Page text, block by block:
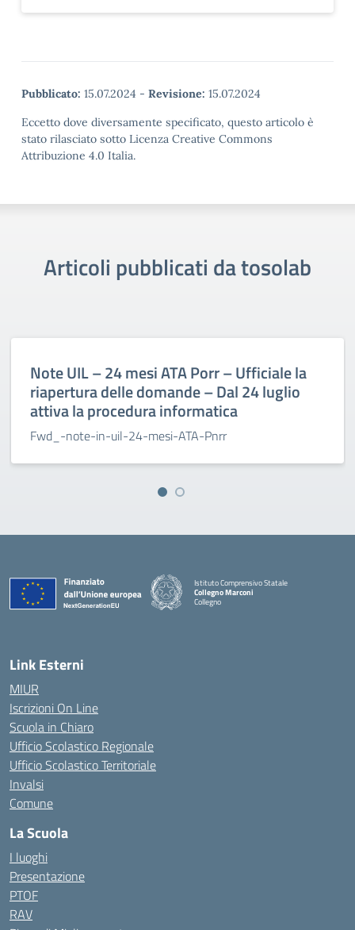
Pubblicato: 15.07.2024 - Revisione: 15.07.2024
Eccetto dove diversamente specificato, questo articolo è
stato rilasciato sotto Licenza Creative Commons
Attribuzione 4.0 Italia.
Articoli pubblicati da tosolab
Note UIL – 24 mesi ATA Porr – Ufficiale la
riapertura delle domande – Dal 24 luglio
attiva la procedura informatica
Fwd_-note-in-uil-24-mesi-ATA-Pnrr
Istituto Comprensivo Statale
Collegno Marconi
Collegno
Link Esterni
MIUR
Iscrizioni On Line
Scuola in Chiaro
Ufficio Scolastico Regionale
Ufficio Scolastico Territoriale
Invalsi
Comune
La Scuola
I luoghi
Presentazione
PTOF
RAV